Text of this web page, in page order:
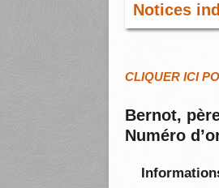
Notices
CLIQUER ICI
Bernot,
Numéro